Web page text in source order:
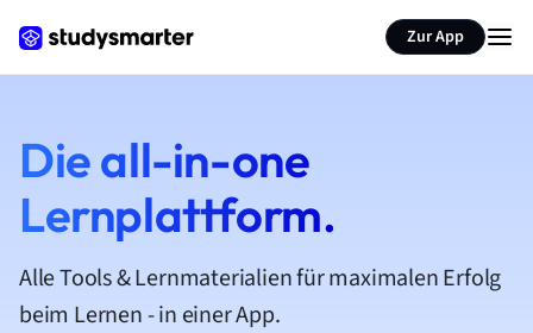
Zur App
Die all-in-one
Lernplattform.
Alle Tools & Lernmaterialien für maximalen Erfolg
beim Lernen - in einer App.